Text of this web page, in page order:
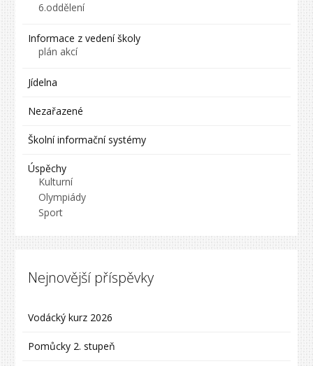
6.oddělení
Informace z vedení školy
plán akcí
Jídelna
Nezařazené
Školní informační systémy
Úspěchy
Kulturní
Olympiády
Sport
Nejnovější příspěvky
Vodácký kurz 2026
Pomůcky 2. stupeň